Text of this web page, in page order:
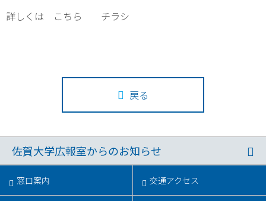
詳しくは
こちら チラシ
戻る
佐賀大学広報室からのお知らせ
窓口案内 交通アクセス